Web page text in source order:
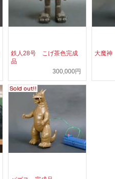
鉄人28号 こげ茶色完成
品
300,000円
大魔